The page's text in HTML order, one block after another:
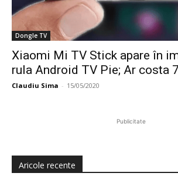
Dongle TV
Xiaomi Mi TV Stick apare în
rula Android TV Pie; Ar costa
Claudiu Sima - 15/05/2020
Publicitate
Aricole recente